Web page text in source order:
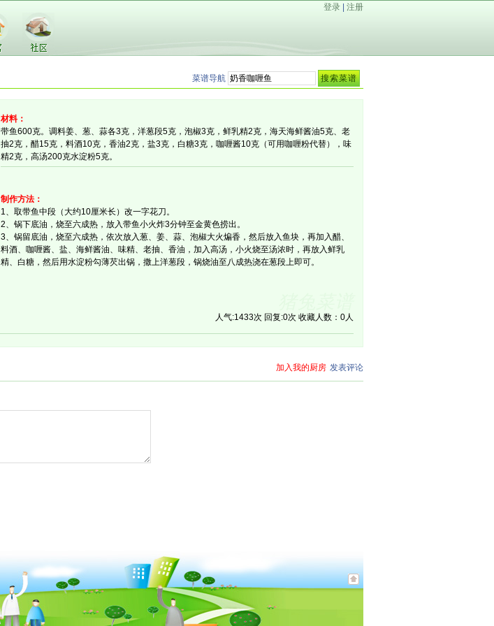
登录 注册
菜谱导航
材料：
带鱼600克。调料姜、葱、蒜各3克，洋葱段5克，泡椒3克，鲜乳精2克，海天海鲜酱油5克、老
抽2克，醋15克，料酒10克，香油2克，盐3克，白糖3克，咖喱酱10克（可用咖喱粉代替），味
精2克，高汤200克水淀粉5克。
制作方法：
1、取带鱼中段（大约10厘米长）改一字花刀。
2、锅下底油，烧至六成热，放入带鱼小火炸3分钟至金黄色捞出。
3、锅留底油，烧至六成热，依次放入葱、姜、蒜、泡椒大火煸香，然后放入鱼块，再加入醋、
料酒、咖喱酱、盐、海鲜酱油、味精、老抽、香油，加入高汤，小火烧至汤浓时，再放入鲜乳
精、白糖，然后用水淀粉勾薄芡出锅，撒上洋葱段，锅烧油至八成热浇在葱段上即可。
人气:1433次 回复:0次 收藏人数：0人
发表评论
加入我的厨房